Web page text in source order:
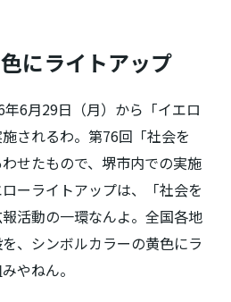
にライトアップ
6月29日（月）から「イエロ
されるわ。第76回「社会を
せたもので、堺市内での実施
ーライトアップは、「社会を
活動の一環なんよ。全国各地
、シンボルカラーの黄色にラ
やねん。